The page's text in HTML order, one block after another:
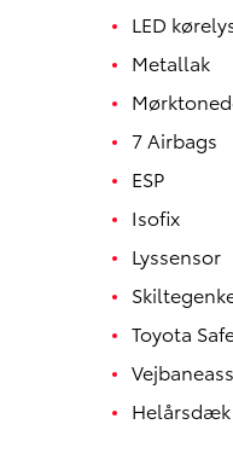
LED
Metallak
7 Airbags
ESP
Isofix
Lyssensor
Toyota
Helårsdæk